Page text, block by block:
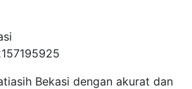
Bekasi dengan akurat dan